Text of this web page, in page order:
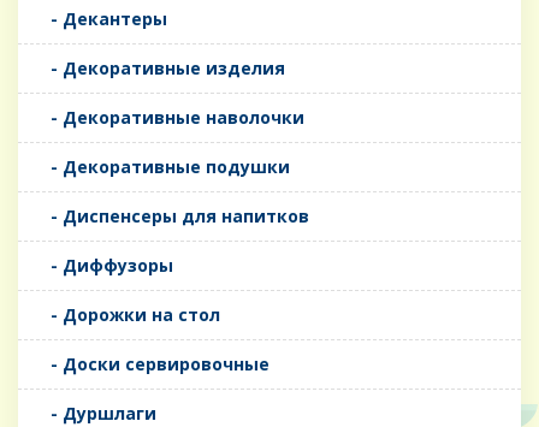
- Декантеры
- Декоративные изделия
- Декоративные наволочки
- Декоративные подушки
- Диспенсеры для напитков
- Диффузоры
- Дорожки на стол
- Доски сервировочные
- Дуршлаги